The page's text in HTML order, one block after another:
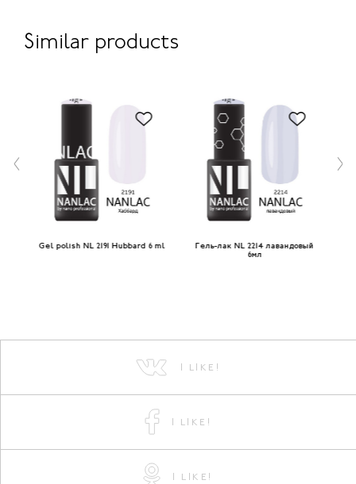
Similar products
Gel polish NL 2191 Hubbard 6 ml Гель-лак NL 2214 лавандовый
6мл
I LIKE!
I LIKE!
I LIKE!